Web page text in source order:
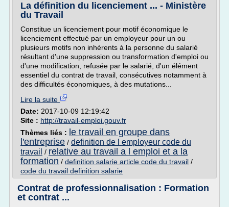
La définition du licenciement ... - Ministère
du Travail
Constitue un licenciement pour motif économique le
licenciement effectué par un employeur pour un ou
plusieurs motifs non inhérents à la personne du salarié
résultant d'une suppression ou transformation d'emploi ou
d'une modification, refusée par le salarié, d'un élément
essentiel du contrat de travail, consécutives notamment à
des difficultés économiques, à des mutations...
Lire la suite
Date: 2017-10-09 12:19:42
Site : http://travail-emploi.gouv.fr
Thèmes liés : le travail en groupe dans
l'entreprise / definition de l employeur code du
travail / relative au travail a l emploi et a la
formation / definition salarie article code du travail /
code du travail definition salarie
Contrat de professionnalisation : Formation
et contrat ...